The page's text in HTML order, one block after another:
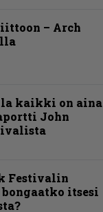
– Arch
kaikki on aina
John
Festivalin
itsesi